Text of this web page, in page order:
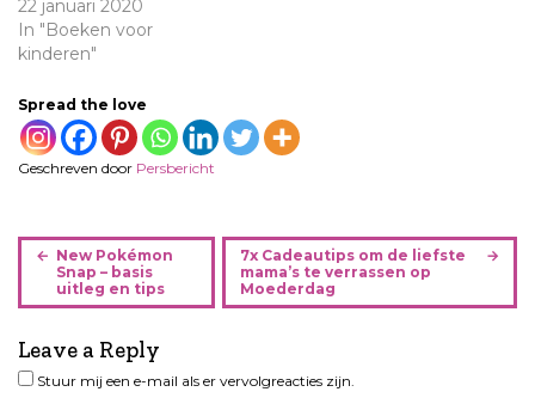
22 januari 2020
In "Boeken voor
kinderen"
Spread the love
Geschreven door Persbericht
B
r
c
h
New Pokémon
Snap – basis
uitleg en tips
7x Cadeautips om de liefste
mama’s te verrassen op
Moederdag
Leave a Reply
Stuur mij een e-mail als er vervolgreacties zijn.